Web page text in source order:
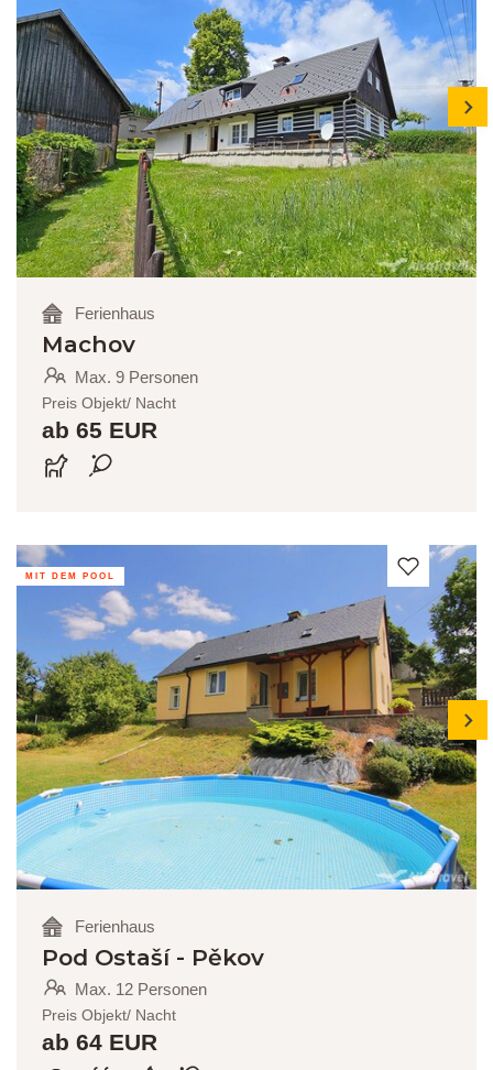
next
Ferienhaus
Machov
Max. 9 Personen
Preis Objekt/ Nacht
ab 65 EUR
MIT DEM POOL
next
Ferienhaus
Pod Ostaší - Pěkov
Max. 12 Personen
Preis Objekt/ Nacht
ab 64 EUR